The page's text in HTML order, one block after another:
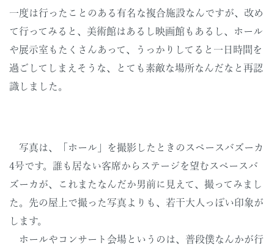
一度は行ったことのある有名な複合施設なんですが、改め
て行ってみると、美術館はあるし映画館もあるし、ホール
や展示室もたくさんあって、うっかりしてると一日時間を
過ごしてしまえそうな、とても素敵な場所なんだなと再認
識しました。
写真は、「ホール」を撮影したときのスペースバズーカ
4号です。誰も居ない客席からステージを望むスペースバ
ズーカが、これまたなんだか男前に見えて、撮ってみまし
た。先の屋上で撮った写真よりも、若干大人っぽい印象が
します。
ホールやコンサート会場というのは、普段僕なんかが行